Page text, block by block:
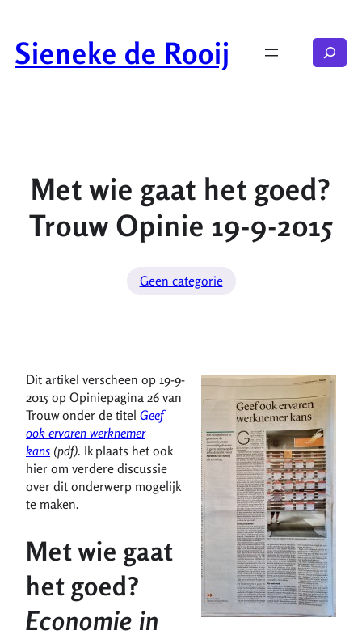
naar
deSieneke de Rooij Zoeken
Met wie gaat het goed?
Trouw Opinie 19-9-2015
Geen categorie
Dit artikel verscheen op 19-9-
2015 op Opiniepagina 26 van
Trouw onder de titel Geef
ook ervaren werknemer
kans (pdf). Ik plaats het ook
hier om verdere discussie
over dit onderwerp mogelijk
te maken.
Met wie gaat
het goed?
Economie in